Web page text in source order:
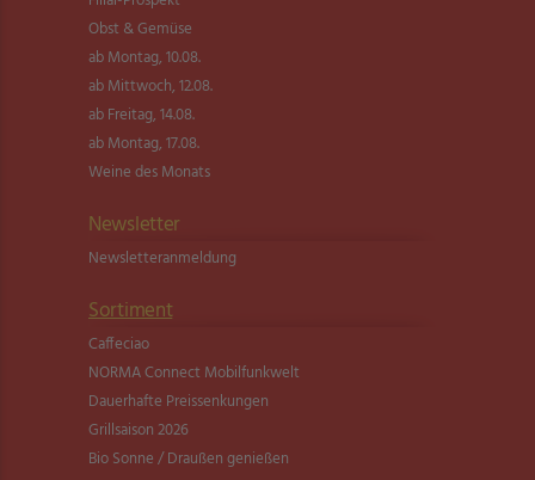
Obst & Gemüse
ab Montag, 10.08.
ab Mittwoch, 12.08.
ab Freitag, 14.08.
ab Montag, 17.08.
Weine des Monats
Newsletter
Newsletter­anmeldung
Sortiment
Caffeciao
NORMA Connect Mobilfunkwelt
Dauerhafte Preissenkungen
Grillsaison 2026
Bio Sonne / Draußen genießen